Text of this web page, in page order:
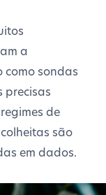
a
como sondas
precisas
de
são
em dados.